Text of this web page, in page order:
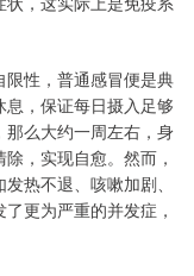
性，普通感冒便是典
，保证每日摄入足够
么大约一周左右，身
，实现自愈。然而，
热不退、咳嗽加剧、
更为严重的并发症，